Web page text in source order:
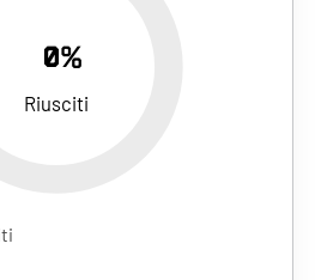
0%
Riusciti